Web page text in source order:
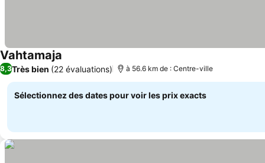
Vahtamaja
8,3Très bien (22 évaluations) à 56.6 km de : Centre-ville
Sélectionnez des dates pour voir les prix exacts